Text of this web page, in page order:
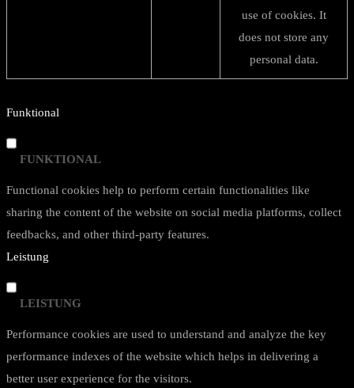
use of cookies. It
does not store any
personal data.
Funktional
FUNKTIONAL
Functional cookies help to perform certain functionalities like
sharing the content of the website on social media platforms, collect
feedbacks, and other third-party features.
Leistung
LEISTUNG
Performance cookies are used to understand and analyze the key
performance indexes of the website which helps in delivering a
better user experience for the visitors.